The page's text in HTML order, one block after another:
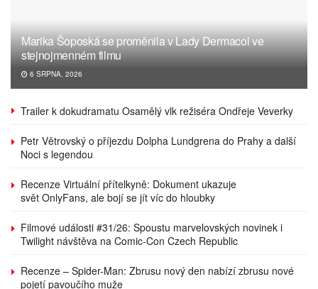
Marika Šoposká se proměnila v Lady Dermacol ve
stejnojmenném filmu
6 SRPNA, 2026
Trailer k dokudramatu Osamělý vlk režiséra Ondřeje Veverky
Petr Větrovský o příjezdu Dolpha Lundgrena do Prahy a další
Noci s legendou
Recenze Virtuální přítelkyně: Dokument ukazuje
svět OnlyFans, ale bojí se jít víc do hloubky
Filmové události #31/26: Spoustu marvelovských novinek i
Twilight návštěva na Comic-Con Czech Republic
Recenze – Spider-Man: Zbrusu nový den nabízí zbrusu nové
pojetí pavoučího muže